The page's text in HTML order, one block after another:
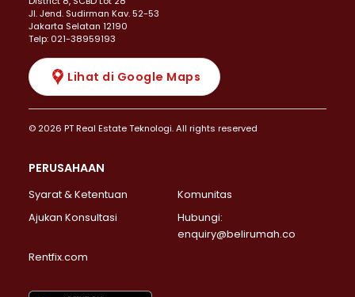
JI. Jend. Sudirman Kav. 52-53
Jakarta Selatan 12190
Telp: 021-38959193
Lihat di Google Maps
© 2026 PT Real Estate Teknologi. All rights reserved
PERUSAHAAN
Syarat & Ketentuan
Komunitas
Ajukan Konsultasi
Hubungi:
enquiry@belirumah.co
Rentfix.com